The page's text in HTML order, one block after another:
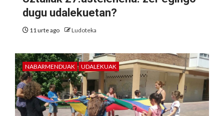
dugu udalekuetan?
11 urte ago Ludoteka
NABARMENDUAK UDALEKUAK